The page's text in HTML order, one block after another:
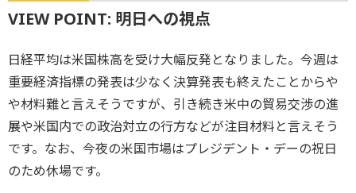
VIEW POINT: 明日への視点
日経平均は米国株高を受け大幅反発となりました。今週は
重要経済指標の発表は少なく決算発表も終えたことからや
や材料難と言えそうですが、引き続き米中の貿易交渉の進
展や米国内での政治対立の行方などが注目材料と言えそう
です。なお、今夜の米国市場はプレジデント・デーの祝日
のため休場です。